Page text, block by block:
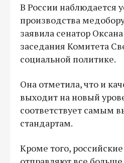
В России наблюдается
производства
заявила сенатор
заседания Комитета
социальной политике.
Она отметила, что и
выходит на новый
соответствует самым
стандартам.
Кроме того,